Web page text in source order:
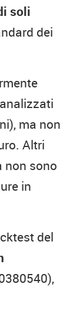
soli
dei
ma non
Altri
non sono
in
del